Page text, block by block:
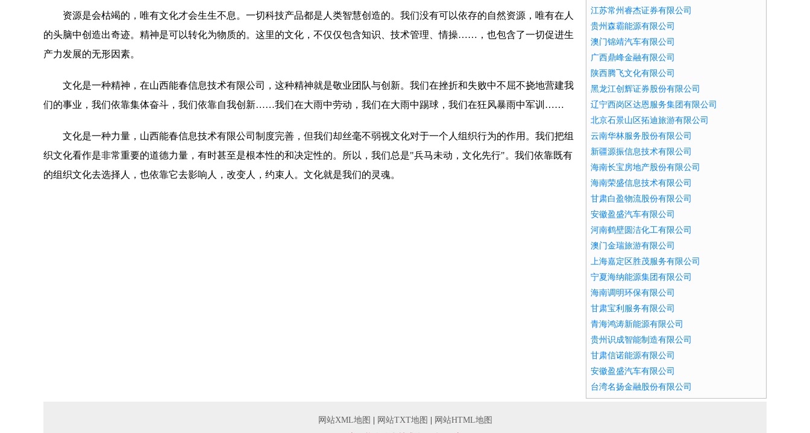
资源是会枯竭的，唯有文化才会生生不息。一切科技产品都是人类智慧创造的。我们没有可以依存的自然资源，唯有在人
的头脑中创造出奇迹。精神是可以转化为物质的。这里的文化，不仅仅包含知识、技术管理、情操……，也包含了一切促进生
产力发展的无形因素。
文化是一种精神，在山西能春信息技术有限公司，这种精神就是敬业团队与创新。我们在挫折和失败中不屈不挠地营建我
们的事业，我们依靠集体奋斗，我们依靠自我创新……我们在大雨中劳动，我们在大雨中踢球，我们在狂风暴雨中军训……
文化是一种力量，山西能春信息技术有限公司制度完善，但我们却丝毫不弱视文化对于一个人组织行为的作用。我们把组
织文化看作是非常重要的道德力量，有时甚至是根本性的和决定性的。所以，我们总是"兵马未动，文化先行"。我们依靠既有
的组织文化去选择人，也依靠它去影响人，改变人，约束人。文化就是我们的灵魂。
江苏常州睿杰证券有限公司
贵州森霸能源有限公司
澳门锦靖汽车有限公司
广西鼎峰金融有限公司
陕西腾飞文化有限公司
黑龙江创辉证券股份有限公司
辽宁西岗区达恩服务集团有限公司
北京石景山区拓迪旅游有限公司
云南华林服务股份有限公司
新疆源振信息技术有限公司
海南长宝房地产股份有限公司
海南荣盛信息技术有限公司
甘肃白盈物流股份有限公司
安徽盈盛汽车有限公司
河南鹤壁圆洁化工有限公司
澳门金瑞旅游有限公司
上海嘉定区胜茂服务有限公司
宁夏海纳能源集团有限公司
海南调明环保有限公司
甘肃宝利服务有限公司
青海鸿涛新能源有限公司
贵州识成智能制造有限公司
甘肃信诺能源有限公司
安徽盈盛汽车有限公司
台湾名扬金融股份有限公司
网站XML地图 网站TXT地图
网站HTML地图